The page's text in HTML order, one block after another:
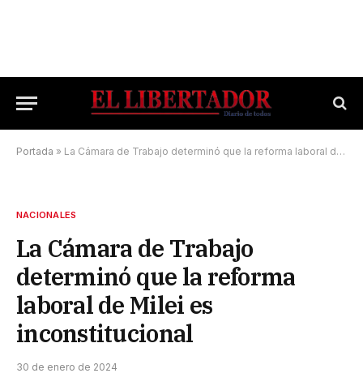
Portada » La Cámara de Trabajo determinó que la reforma laboral de Milei es inconstitucional
NACIONALES
La Cámara de Trabajo
determinó que la reforma
laboral de Milei es
inconstitucional
30 de enero de 2024